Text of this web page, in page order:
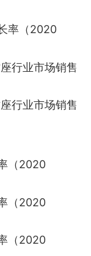
率（2020
行业市场销售
行业市场销售
（2020
（2020
（2020